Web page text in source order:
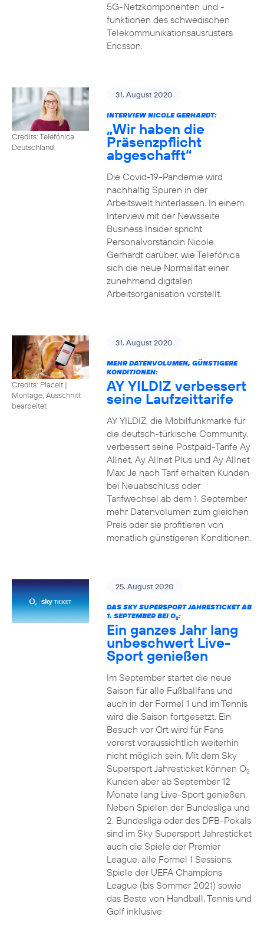
5G-Netzkomponenten und -
funktionen des schwedischen
Telekommunikationsausrüsters
Ericsson.
Credits: Telefónica
Deutschland
31. August 2020
INTERVIEW NICOLE GERHARDT:
„Wir haben die
Präsenzpflicht
abgeschafft“
Die Covid-19-Pandemie wird
nachhaltig Spuren in der
Arbeitswelt hinterlassen. In einem
Interview mit der Newsseite
Business Insider spricht
Personalvorständin Nicole
Gerhardt darüber, wie Telefónica
sich die neue Normalität einer
zunehmend digitalen
Arbeitsorganisation vorstellt.
Credits: Placeit |
Montage, Ausschnitt
bearbeitet
31. August 2020
MEHR DATENVOLUMEN, GÜNSTIGERE
KONDITIONEN:
AY YILDIZ verbessert
seine Laufzeittarife
AY YILDIZ, die Mobilfunkmarke für
die deutsch-türkische Community,
verbessert seine Postpaid-Tarife Ay
Allnet, Ay Allnet Plus und Ay Allnet
Max: Je nach Tarif erhalten Kunden
bei Neuabschluss oder
Tarifwechsel ab dem 1. September
mehr Datenvolumen zum gleichen
Preis oder sie profitieren von
monatlich günstigeren Konditionen.
25. August 2020
DAS SKY SUPERSPORT JAHRESTICKET AB
1. SEPTEMBER BEI O2:
Ein ganzes Jahr lang
unbeschwert Live-
Sport genießen
Im September startet die neue
Saison für alle Fußballfans und
auch in der Formel 1 und im Tennis
wird die Saison fortgesetzt. Ein
Besuch vor Ort wird für Fans
vorerst voraussichtlich weiterhin
nicht möglich sein. Mit dem Sky
Supersport Jahresticket können O2
Kunden aber ab September 12
Monate lang Live-Sport genießen.
Neben Spielen der Bundesliga und
2. Bundesliga oder des DFB-Pokals
sind im Sky Supersport Jahresticket
auch die Spiele der Premier
League, alle Formel 1 Sessions,
Spiele der UEFA Champions
League (bis Sommer 2021) sowie
das Beste von Handball, Tennis und
Golf inklusive.